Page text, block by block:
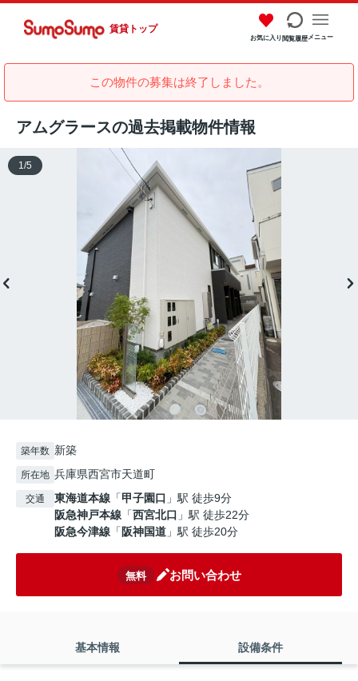
賃貸トップ
お気に入り閲覧履歴メニュー
この物件の募集は終了しました。
アムグラースの過去掲載物件情報
1 /5
築年数 新築
所在地 兵庫県西宮市天道町
交通 東海道本線 「甲子園口 」駅 徒歩9分
阪急神戸本線 「西宮北口 」駅 徒歩22分
阪急今津線 「 阪神国道 」駅 徒歩20分
無料 お問い合わせ
基本情報 設備条件